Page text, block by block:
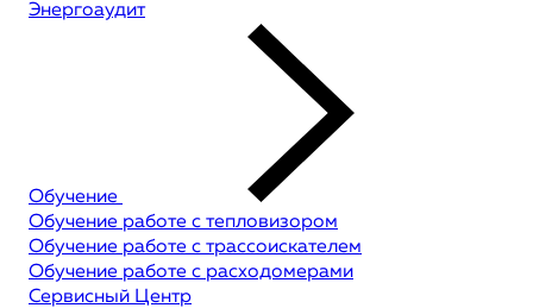
Энергоаудит
Обучение
Обучение работе с тепловизором
Обучение работе с трассоискателем
Обучение работе с расходомерами
Сервисный Центр